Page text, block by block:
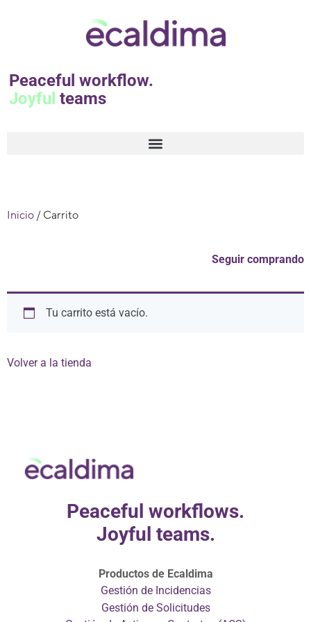
Peaceful workflow.
Joyful teams
Inicio / Carrito
Seguir comprando
Tu carrito está vacío.
Volver a la tienda
Peaceful workflows.
Joyful teams.
Productos de Ecaldima
Gestión de Incidencias
Gestión de Solicitudes